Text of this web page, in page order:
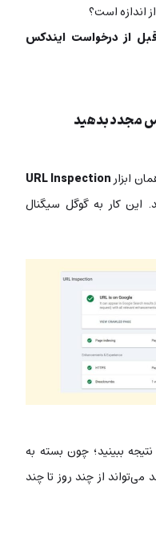
اندازه است؟
از درخواست ایندکس
مجدد بدهید
ابزارURL Inspection
این کار به گوگل سیگنال
ببینید؛ چون بسته به
می‌تواند از چند روز تا چند